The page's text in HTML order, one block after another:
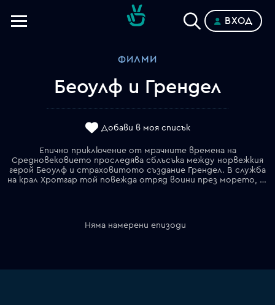
ВХОД
ФИЛМИ
Беоулф и Грендел
Добави в моя списък
Епично приключение от мрачните времена на
Средновековието проследява сблъсъка между норвежкия
герой Беоулф и страховитото създание Грендел. В служба
на крал Хротгар той повежда отряд воини през морето, за да избави селище, тероризирано от чудовището.
Няма намерени епизоди